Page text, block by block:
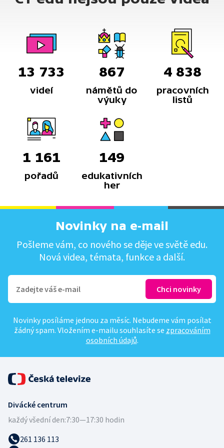
duchů, připomínající zlatou horečku v minulosti.
13 733
videí
867
námětů do
výuky
4 838
pracovních
listů
1 161
pořadů
149
edukativních
her
Novinky na e-mail
Pošleme vám, co nového se děje ve světě edu.
Nová videa, témata, funkce a další.
Novinky posíláme jednou za měsíc. Nebudeme vám posílat
žádný spam. Vložením e-mailu souhlasíte se zpracováním
osobních údajů.